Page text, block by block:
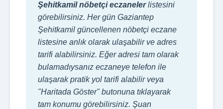
Şehitkamil nöbetçi eczanelerlistesini
görebilirsiniz. Her gün Gaziantep
Şehitkamil güncellenen nöbetçi eczane
listesine anlık olarak ulaşabilir ve adres
tarifi alabilirsiniz. Eğer adresi tam olarak
bulamadıysanız eczaneye telefon ile
ulaşarak pratik yol tarifi alabilir veya
"Haritada Göster" butonuna tıklayarak
tam konumu görebilirsiniz. Şuan